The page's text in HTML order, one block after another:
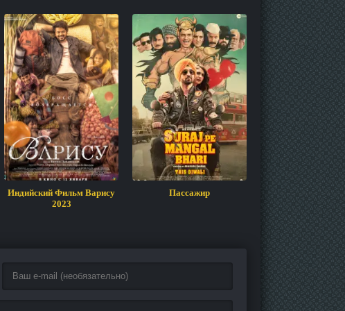
Индийский Фильм Варису
2023
Пассажир
Индийский
Папашка / Bro